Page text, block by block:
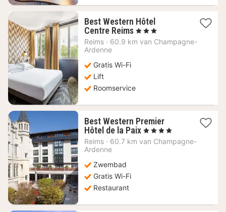
Best Western Hôtel
Centre Reims 1
nacht
, 3 Sterren
Reims · 60.9 km van Champagne-
Ardenne
Gratis Wi-Fi
Lift
Roomservice
Best Western Premier
Hôtel de la Paix 1
nacht
, 4 Sterren
Reims · 60.7 km van Champagne-
Ardenne
Zwembad
Gratis Wi-Fi
Restaurant